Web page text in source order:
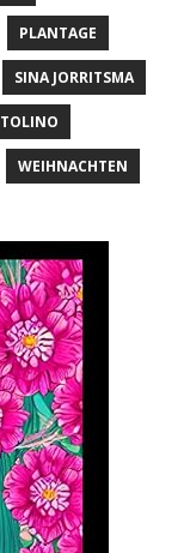
PLANTAGE
SINA JORRITSMA
TOLINO
WEIHNACHTEN